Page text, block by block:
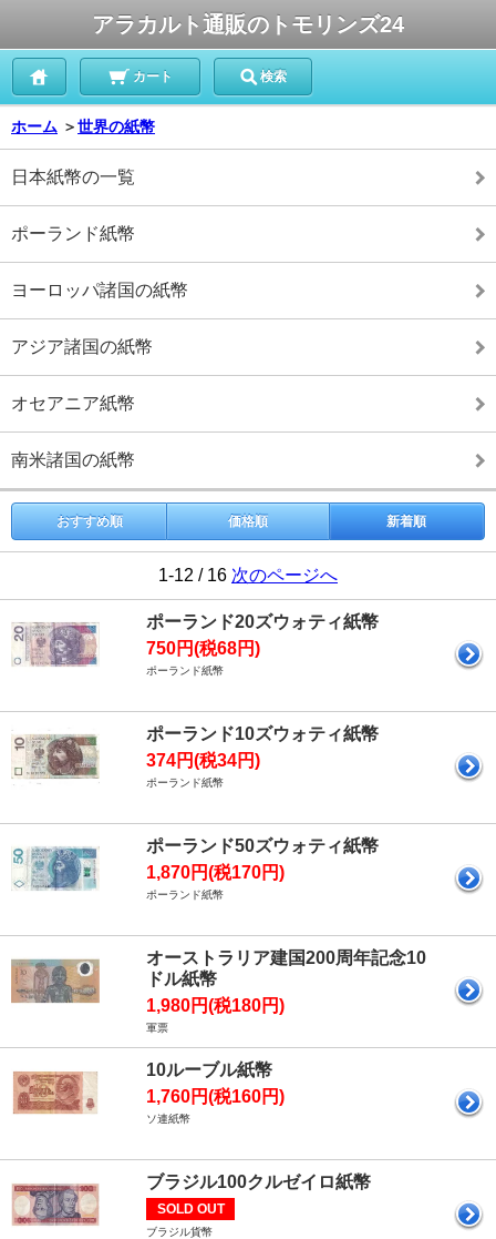
アラカルト通販のトモリンズ24
カート 検索
ホーム ＞世界の紙幣
日本紙幣の一覧
ポーランド紙幣
ヨーロッパ諸国の紙幣
アジア諸国の紙幣
オセアニア紙幣
南米諸国の紙幣
おすすめ順 価格順 新着順
1-12 / 16 次のページへ
ポーランド20ズウォティ紙幣
750円(税68円)
ポーランド紙幣
ポーランド10ズウォティ紙幣
374円(税34円)
ポーランド紙幣
ポーランド50ズウォティ紙幣
1,870円(税170円)
ポーランド紙幣
オーストラリア建国200周年記念10
ドル紙幣
1,980円(税180円)
軍票
10ルーブル紙幣
1,760円(税160円)
ソ連紙幣
ブラジル100クルゼイロ紙幣
SOLD OUT
ブラジル貨幣